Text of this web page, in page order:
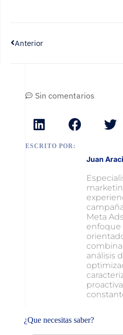
Anterior
Sin comentarios
ESCRITO POR:
Juan
Meta
enfoque
análisis
¿Que necesitas saber?